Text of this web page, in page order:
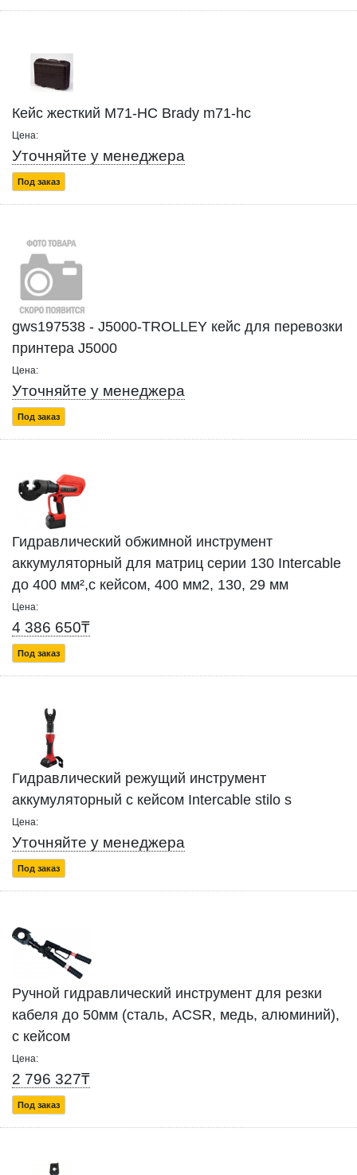
Кейс жесткий M71-HC Brady m71-hc
Цена:
Уточняйте у менеджера
Под заказ
gws197538 - J5000-TROLLEY кейс для перевозки
принтера J5000
Цена:
Уточняйте у менеджера
Под заказ
Гидравлический обжимной инструмент
аккумуляторный для матриц серии 130 Intercable
до 400 мм²,с кейсом, 400 мм2, 130, 29 мм
Цена:
4 386 650₸
Под заказ
Гидравлический режущий инструмент
аккумуляторный с кейсом Intercable stilo s
Цена:
Уточняйте у менеджера
Под заказ
Ручной гидравлический инструмент для резки
кабеля до 50мм (сталь, ACSR, медь, алюминий),
с кейсом
Цена:
2 796 327₸
Под заказ